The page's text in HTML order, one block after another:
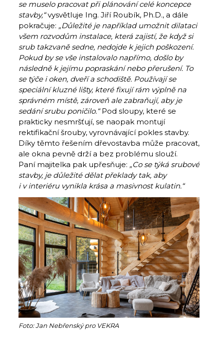
se muselo pracovat při plánování celé koncepce
stavby,“vysvětluje Ing. Jiří Roubík, Ph.D., a dále
pokračuje: „Důležité je například umožnit dilataci
všem rozvodům instalace, která zajistí, že když si
srub takzvaně sedne, nedojde k jejich poškození.
Pokud by se vše instalovalo napřímo, došlo by
následně k jejímu popraskání nebo přerušení. To
se týče i oken, dveří a schodiště. Používají se
speciální kluzné lišty, které fixují rám výplně na
správném místě, zároveň ale zabraňují, aby je
sedání srubu poničilo.“Pod sloupy, které se
prakticky nesmršťují, se naopak montují
rektifikační šrouby, vyrovnávající pokles stavby.
Díky těmto řešením dřevostavba může pracovat,
ale okna pevně drží a bez problému slouží.
Paní majitelka pak upřesňuje: „Co se týká srubové
stavby, je důležité dělat překlady tak, aby
i v interiéru vynikla krása a masivnost kulatin.“
Foto: Jan Nebřenský pro VEKRA